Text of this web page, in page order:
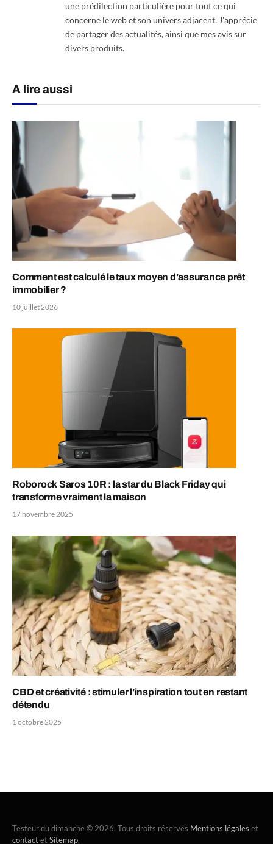
une prédilection particulière pour tout ce qui
concerne le web et son univers adjacent. J'apprécie
de partager des actualités, ainsi que mes avis sur
divers produits.
A lire aussi
Comment est calculé le taux moyen d’assurance prêt
immobilier ?
10 juillet 2026
Roborock Saros 10R : la star du Black Friday qui
transforme vraiment la maison
17 novembre 2025
CBD et créativité : stimuler l’inspiration tout en restant
détendu
1 octobre 2025
Testeur du dimanche © 2026. Tous droits réservés Mentions légales et
contactetSitemap.